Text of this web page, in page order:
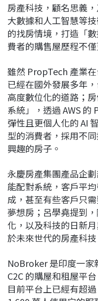
k
n
房產科技，顧名思義
大數據和人工智慧等
的找房情境，打造「
費者的購售屋歷程不
雖然 PropTech 產業
已經在國外發展多年
高度數位化的道路；
系統」，透過 AWS
彈性且更個人化的 AI
型的消費者，採用不
興趣的房子。
永慶房產集團產品企
能配對系統，客戶平
成，甚至有些客戶只
夢想房；呂學堯提到
化，以及科技的日新
於未來世代的房產科技
NoBroker 是印度一家
C2C 的購屋和租屋平
目前平台上已經有超